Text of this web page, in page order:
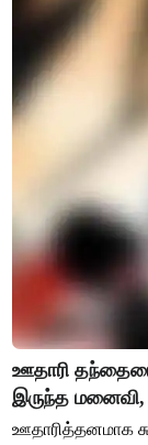
ஊதாரி
இருந்த
ஊதாரித்தனமாக